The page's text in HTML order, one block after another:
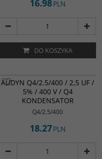
16.98PLN
DO KOSZYKA
AUDYN Q4/2.5/400 / 2,5 UF /
5% / 400 V / Q4
KONDENSATOR
Q4/2.5/400
18.27PLN